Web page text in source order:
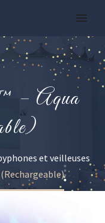
– Aqua
et veilleuses